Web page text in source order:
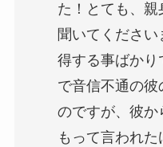
た！とても、親
聞いてくださ
得する事ばかり
で音信不通の彼
のですが、彼か
もって言われ